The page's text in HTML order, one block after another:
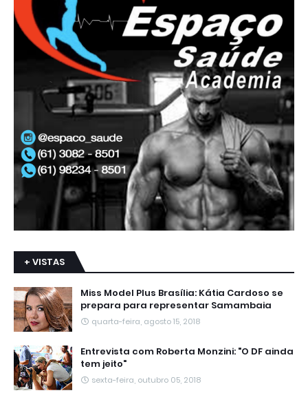
+ VISTAS
Miss Model Plus Brasília: Kátia Cardoso se
prepara para representar Samambaia
quarta-feira, agosto 15, 2018
Entrevista com Roberta Monzini: "O DF ainda
tem jeito"
sexta-feira, outubro 05, 2018